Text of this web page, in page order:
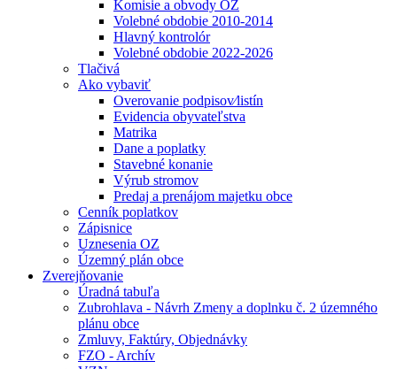
Komisie a obvody OZ
Volebné obdobie 2010-2014
Hlavný kontrolór
Volebné obdobie 2022-2026
Tlačivá
Ako vybaviť
Overovanie podpisov⁄listín
Evidencia obyvateľstva
Matrika
Dane a poplatky
Stavebné konanie
Výrub stromov
Predaj a prenájom majetku obce
Cenník poplatkov
Zápisnice
Uznesenia OZ
Územný plán obce
Zverejňovanie
Úradná tabuľa
Zubrohlava - Návrh Zmeny a doplnku č. 2 územného
plánu obce
Zmluvy, Faktúry, Objednávky
FZO - Archív